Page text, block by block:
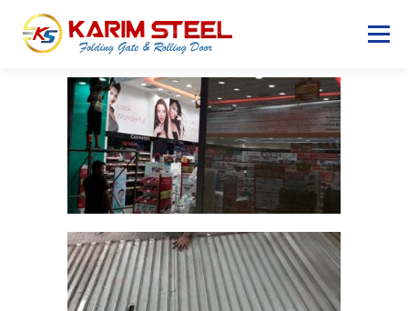
Menu
BERANDA PINTU FOLDING GATE SERVICE
CONTACT US